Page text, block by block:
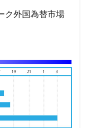
ク外国為替市場